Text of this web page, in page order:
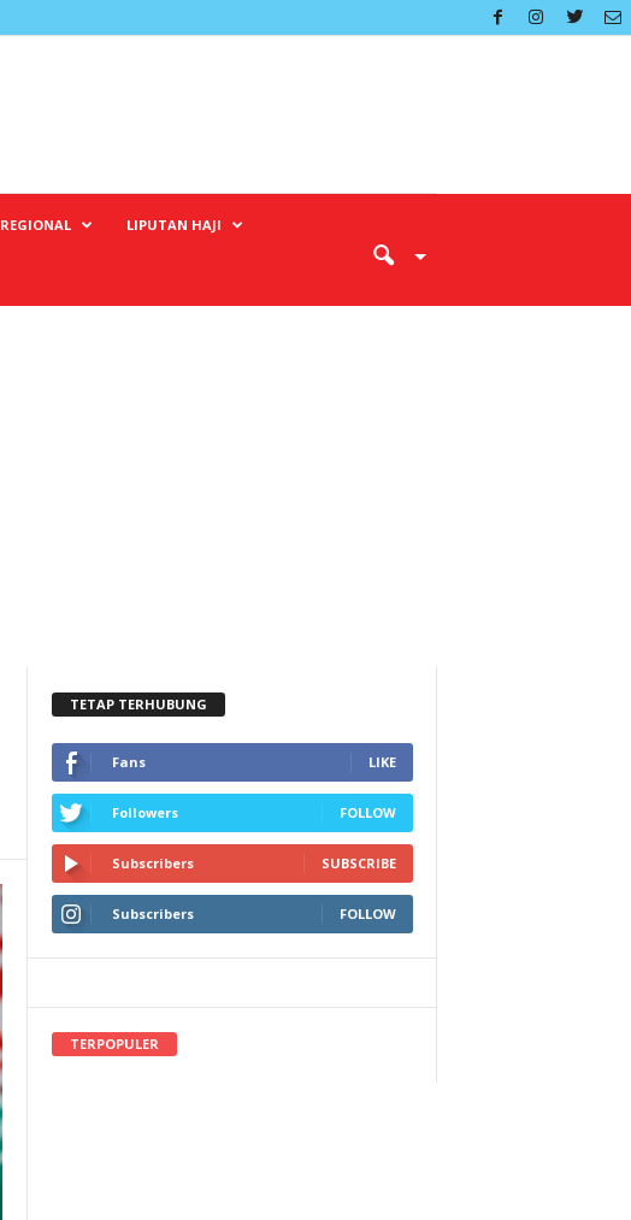
REGIONAL LIPUTAN HAJI
TETAP TERHUBUNG
Fans LIKE
Followers FOLLOW
Subscribers SUBSCRIBE
Subscribers FOLLOW